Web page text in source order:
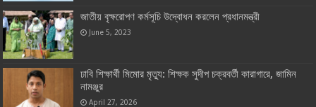
জাতীয় বৃক্ষরোপণ কর্মসূচি উদ্বোধন করলেন প্রধানমন্ত্রী
June 5, 2023
ঢাবি শিক্ষার্থী মিমোর মৃত্যু: শিক্ষক সুদীপ চক্রবর্তী কারাগারে, জামিন
নামঞ্জুর
April 27, 2026